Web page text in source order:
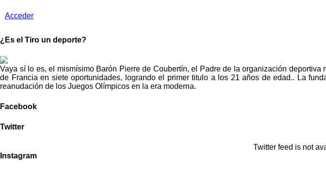
Acceder
¿Es el Tiro un deporte?
Vaya sí lo es, el mismísimo Barón Pierre de Coubertín, el Padre de la organización
de Francia en siete oportunidades, logrando el primer titulo a los 21 años de edad.. La
reanudación de los Juegos Olímpicos en la era moderna.
Facebook
Twitter
Twitter feed is not
Instagram